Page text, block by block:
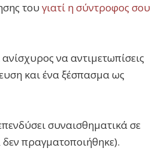
του γιατί η σύντροφος σου
να αντιμετωπίσεις
και ένα ξέσπασμα ως
συναισθηματικά σε
δεν πραγματοποιήθηκε).